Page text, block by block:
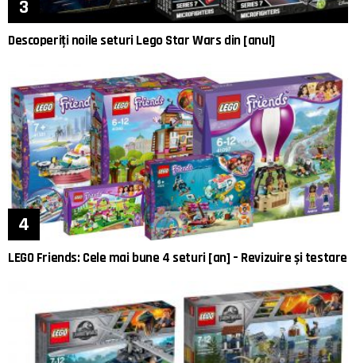
Descoperiți noile seturi Lego Star Wars din [anul]
LEGO Friends: Cele mai bune 4 seturi [an] – Revizuire și testare